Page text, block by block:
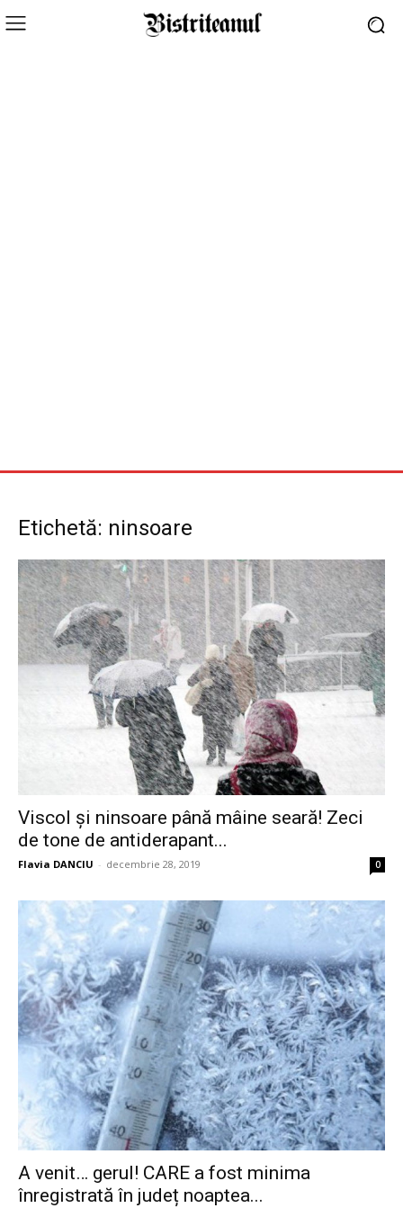
Etichetă: ninsoare
Viscol și ninsoare până mâine seară! Zeci
de tone de antiderapant...
Flavia DANCIU - decembrie 28, 2019 0
A venit… gerul! CARE a fost minima
înregistrată în județ noaptea...